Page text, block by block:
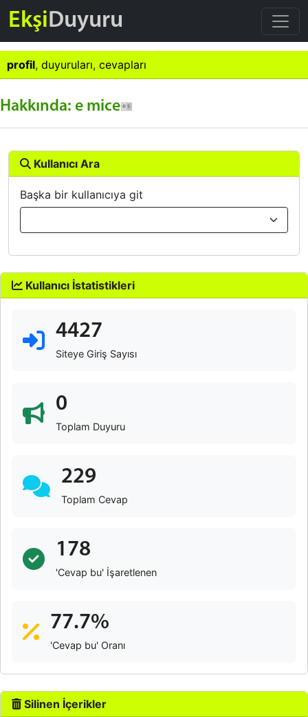
EkşiDuyuru
profil, duyuruları, cevapları
Hakkında: e mice
Kullanıcı Ara
Başka bir kullanıcıya git
Kullanıcı İstatistikleri
4427
Siteye Giriş Sayısı
0
Toplam Duyuru
229
Toplam Cevap
178
'Cevap bu' İşaretlenen
77.7%
'Cevap bu' Oranı
Silinen İçerikler